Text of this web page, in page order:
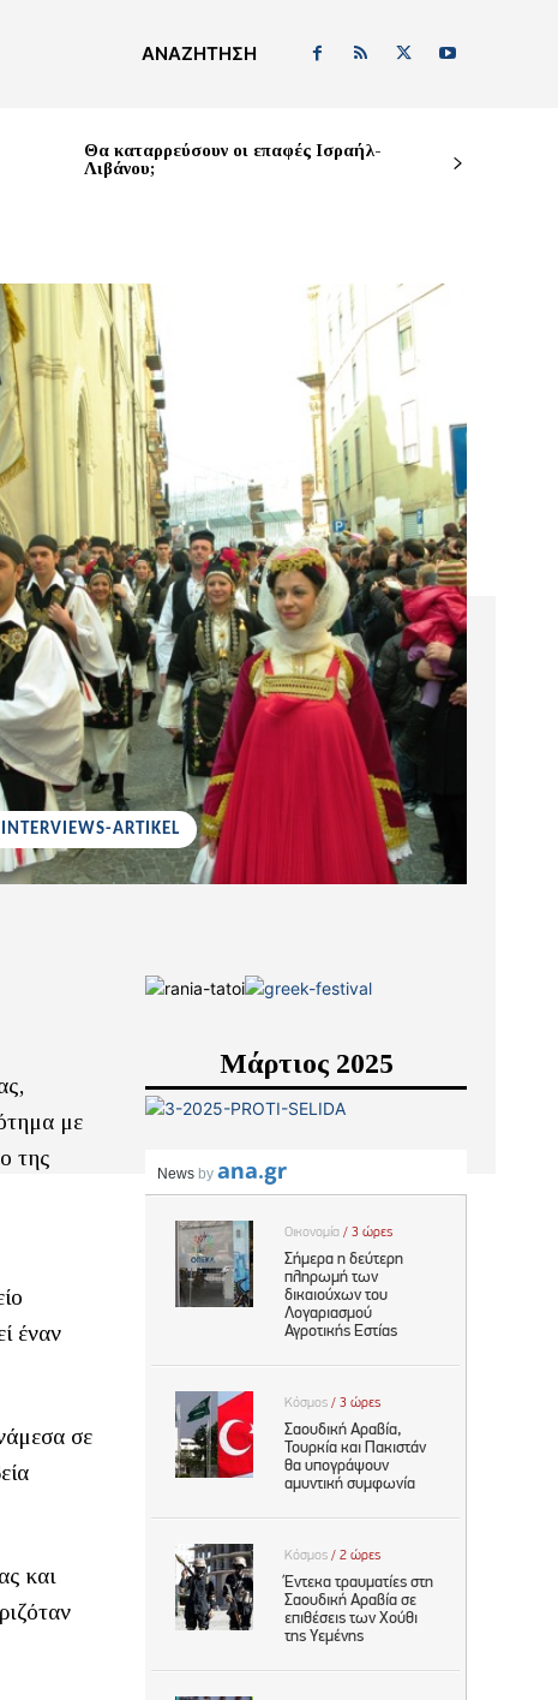
ΑΝΑΖΉΤΗΣΗ
Θα καταρρεύσουν οι επαφές Ισραήλ-
Λιβάνου;
ARTIKEL
με
της
έναν
σε
και
Μάρτιος 2025